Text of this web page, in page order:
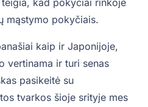
mąstymo pokyčiais.
kaip ir Japonijoje,
vertinama ir turi senas
pasikeitė su
tvarkos šioje srityje mes